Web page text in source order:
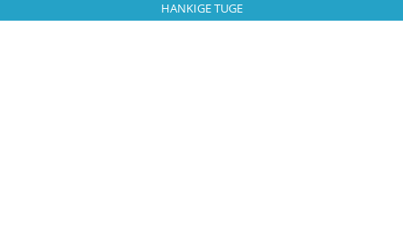
HANKIGE TUGE